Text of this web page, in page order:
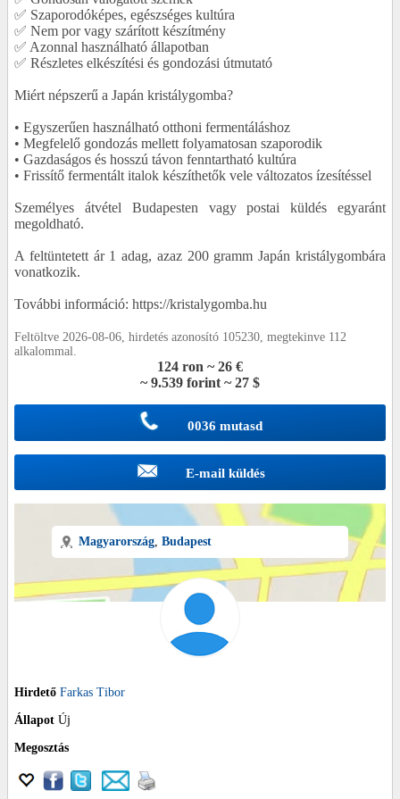
✅ Szaporodóképes, egészséges kultúra
✅ Nem por vagy szárított készítmény
✅ Azonnal használható állapotban
✅ Részletes elkészítési és gondozási útmutató
Miért népszerű a Japán kristálygomba?
• Egyszerűen használható otthoni fermentáláshoz
• Megfelelő gondozás mellett folyamatosan szaporodik
• Gazdaságos és hosszú távon fenntartható kultúra
• Frissítő fermentált italok készíthetők vele változatos ízesítéssel
Személyes átvétel Budapesten vagy postai küldés egyaránt
megoldható.
A feltüntetett ár 1 adag, azaz 200 gramm Japán kristálygombára
vonatkozik.
További információ: https://kristalygomba.hu
Feltöltve 2026-08-06, hirdetés azonosító 105230, megtekinve 112
alkalommal.
124 ron ~ 26 €
~ 9.539 forint ~ 27 $
0036 mutasd
E-mail küldés
Magyarország, Budapest
Hirdető Farkas Tibor
Állapot Új
Megosztás